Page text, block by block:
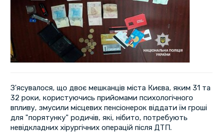
З'ясувалося, що двоє мешканців міста Києва, яким 31 та
32 роки, користуючись прийомами психологічного
впливу, змусили місцевих пенсіонерок віддати їм гроші
для "порятунку" родичів, які, нібито, потребують
невідкладних хірургічних операцій після ДТП.